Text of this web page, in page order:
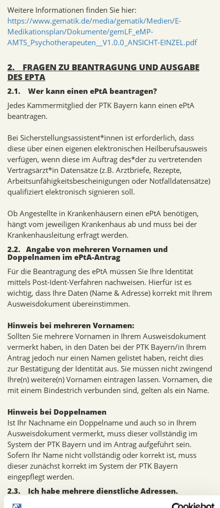
Weitere Informationen finden Sie hier:
https://www.gematik.de/media/gematik/Medien/E-
Medikationsplan/Dokumente/gemLF_eMP-
AMTS_Psychotherapeuten__V1.0.0_ANSICHT-EINZEL.pdf
2. FRAGEN ZU BEANTRAGUNG UND AUSGABE
DES EPTA
2.1. Wer kann einen ePtA beantragen?
Jedes Kammermitglied der PTK Bayern kann einen ePtA
beantragen.
Bei Sicherstellungsassistent*innen ist erforderlich, dass
diese über einen eigenen elektronischen Heilberufsausweis
verfügen, wenn diese im Auftrag des*der zu vertretenden
Vertragsärzt*in Datensätze (z.B. Arztbriefe, Rezepte,
Arbeitsunfähigkeitsbescheinigungen oder Notfalldatensätze)
qualifiziert elektronisch signieren soll.
Ob Angestellte in Krankenhäusern einen ePtA benötigen,
hängt vom jeweiligen Krankenhaus ab und muss bei der
Krankenhausleitung erfragt werden.
2.2. Angabe von mehreren Vornamen und
Doppelnamen im ePtA-Antrag
Für die Beantragung des ePtA müssen Sie Ihre Identität
mittels Post-Ident-Verfahren nachweisen. Hierfür ist es
wichtig, dass Ihre Daten (Name & Adresse) korrekt mit Ihrem
Ausweisdokument übereinstimmen.
Hinweis bei mehreren Vornamen:
Sollten Sie mehrere Vornamen in Ihrem Ausweisdokument
vermerkt haben, in den Daten bei der PTK Bayern/in Ihrem
Antrag jedoch nur einen Namen gelistet haben, reicht dies
zur Bestätigung der Identität aus. Sie müssen nicht zwingend
Ihre(n) weitere(n) Vornamen eintragen lassen. Vornamen, die
mit einem Bindestrich verbunden sind, gelten als ein Name.
Hinweis bei Doppelnamen
Ist Ihr Nachname ein Doppelname und auch so in Ihrem
Ausweisdokument vermerkt, muss dieser vollständig im
System der PTK Bayern und im Antrag aufgeführt sein.
Sofern Ihr Name nicht vollständig oder korrekt ist, muss
dieser zunächst korrekt im System der PTK Bayern
eingepflegt werden.
2.3. Ich habe mehrere dienstliche Adressen.